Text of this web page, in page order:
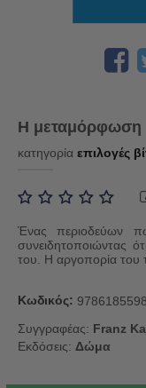
Η μεταμόρφωση
κατηγορία επιλογές
Ένας περιοδεύων
συνειδητοποιώντας
του. Η αργοπορία του
Κωδικός:
Συγγραφέας: Franz
Εκδόσεις: Δώμα